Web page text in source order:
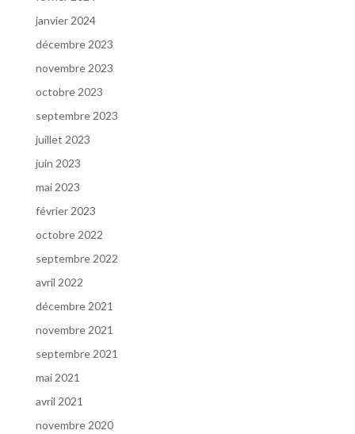
janvier 2024
décembre 2023
novembre 2023
octobre 2023
septembre 2023
juillet 2023
juin 2023
mai 2023
février 2023
octobre 2022
septembre 2022
avril 2022
décembre 2021
novembre 2021
septembre 2021
mai 2021
avril 2021
novembre 2020